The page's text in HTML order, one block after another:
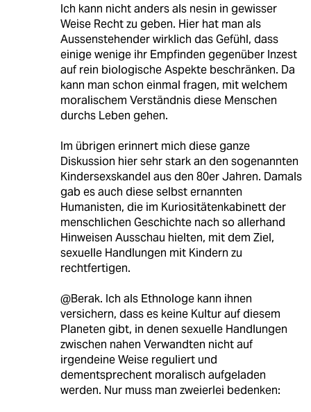
Ich kann nicht anders als nesin in gewisser
Weise Recht zu geben. Hier hat man als
Aussenstehender wirklich das Gefühl, dass
einige wenige ihr Empfinden gegenüber Inzest
auf rein biologische Aspekte beschränken. Da
kann man schon einmal fragen, mit welchem
moralischem Verständnis diese Menschen
durchs Leben gehen.
Im übrigen erinnert mich diese ganze
Diskussion hier sehr stark an den sogenannten
Kindersexskandel aus den 80er Jahren. Damals
gab es auch diese selbst ernannten
Humanisten, die im Kuriositätenkabinett der
menschlichen Geschichte nach so allerhand
Hinweisen Ausschau hielten, mit dem Ziel,
sexuelle Handlungen mit Kindern zu
rechtfertigen.
@Berak. Ich als Ethnologe kann ihnen
versichern, dass es keine Kultur auf diesem
Planeten gibt, in denen sexuelle Handlungen
zwischen nahen Verwandten nicht auf
irgendeine Weise reguliert und
dementsprechent moralisch aufgeladen
werden. Nur muss man zweierlei bedenken: